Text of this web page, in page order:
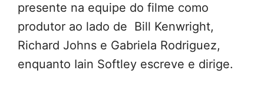
presente na equipe do filme como
produtor ao lado de Bill Kenwright,
Richard Johns e Gabriela Rodriguez,
enquanto Iain Softley escreve e dirige.